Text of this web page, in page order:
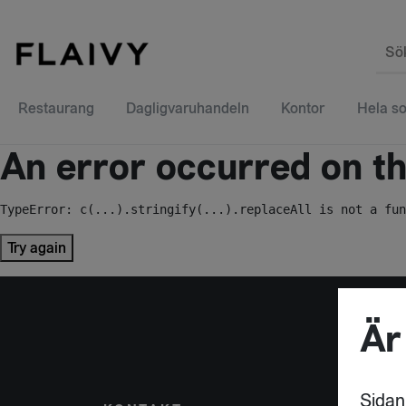
Restaurang Dagligvaruhandeln Kontor Hela
An error occurred on
TypeError: c(...).stringify(...).replaceAll is not a
Try again